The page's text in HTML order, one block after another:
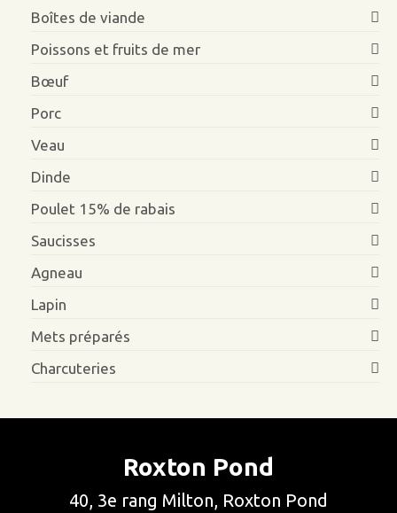
Boîtes de viande
Poissons et fruits de mer
Bœuf
Porc
Veau
Dinde
Poulet 15% de rabais
Saucisses
Agneau
Lapin
Mets préparés
Charcuteries
Roxton Pond
40, 3e rang Milton, Roxton Pond